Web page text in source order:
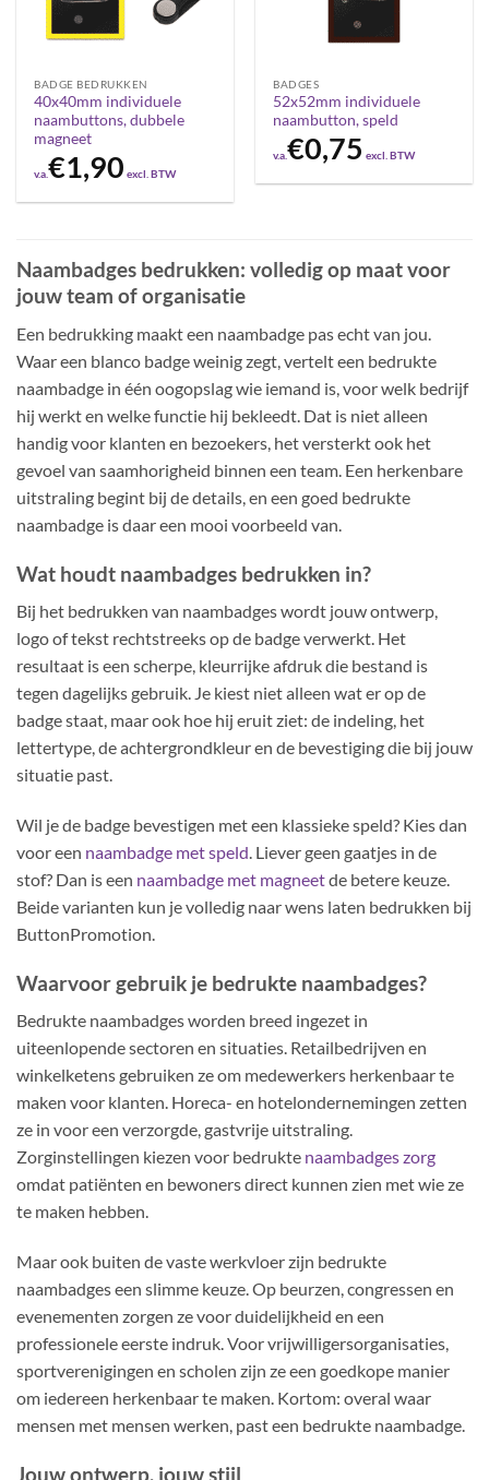
BADGE BEDRUKKEN
40x40mm individuele
naambuttons, dubbele
magneet
v.a.€1,90 excl. BTW
BADGES
52x52mm individuele
naambutton, speld
v.a.€0,75 excl. BTW
Naambadges bedrukken: volledig op maat voor
jouw team of organisatie
Een bedrukking maakt een naambadge pas echt van jou.
Waar een blanco badge weinig zegt, vertelt een bedrukte
naambadge in één oogopslag wie iemand is, voor welk bedrijf
hij werkt en welke functie hij bekleedt. Dat is niet alleen
handig voor klanten en bezoekers, het versterkt ook het
gevoel van saamhorigheid binnen een team. Een herkenbare
uitstraling begint bij de details, en een goed bedrukte
naambadge is daar een mooi voorbeeld van.
Wat houdt naambadges bedrukken in?
Bij het bedrukken van naambadges wordt jouw ontwerp,
logo of tekst rechtstreeks op de badge verwerkt. Het
resultaat is een scherpe, kleurrijke afdruk die bestand is
tegen dagelijks gebruik. Je kiest niet alleen wat er op de
badge staat, maar ook hoe hij eruit ziet: de indeling, het
lettertype, de achtergrondkleur en de bevestiging die bij jouw
situatie past.
Wil je de badge bevestigen met een klassieke speld? Kies dan
voor een naambadge met speld. Liever geen gaatjes in de
stof? Dan is een naambadge met magneetde betere keuze.
Beide varianten kun je volledig naar wens laten bedrukken bij
ButtonPromotion.
Waarvoor gebruik je bedrukte naambadges?
Bedrukte naambadges worden breed ingezet in
uiteenlopende sectoren en situaties. Retailbedrijven en
winkelketens gebruiken ze om medewerkers herkenbaar te
maken voor klanten. Horeca- en hotelondernemingen zetten
ze in voor een verzorgde, gastvrije uitstraling.
Zorginstellingen kiezen voor bedrukte naambadges zorg
omdat patiënten en bewoners direct kunnen zien met wie ze
te maken hebben.
Maar ook buiten de vaste werkvloer zijn bedrukte
naambadges een slimme keuze. Op beurzen, congressen en
evenementen zorgen ze voor duidelijkheid en een
professionele eerste indruk. Voor vrijwilligersorganisaties,
sportverenigingen en scholen zijn ze een goedkope manier
om iedereen herkenbaar te maken. Kortom: overal waar
mensen met mensen werken, past een bedrukte naambadge.
Jouw ontwerp, jouw stijl